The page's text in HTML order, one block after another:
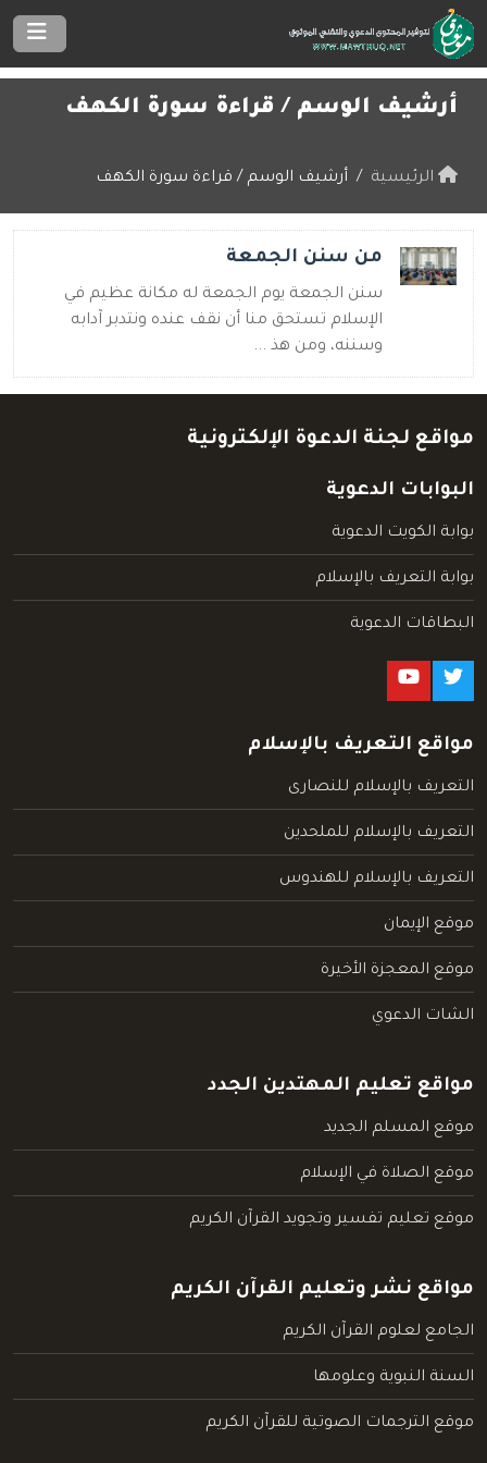
أرشيف الوسم / قراءة سورة الكهف
الرئيسية أرشيف الوسم / قراءة سورة الكهف
من سنن الجمعة
سنن الجمعة يوم الجمعة له مكانة عظيم في
الإسلام تستحق منا أن نقف عنده ونتدبر آدابه
وسننه، ومن هذ ...
مواقع لجنة الدعوة الإلكترونية
البوابات الدعوية
بوابة الكويت الدعوية
بوابة التعريف بالإسلام
البطاقات الدعوية
مواقع التعريف بالإسلام
التعريف بالإسلام للنصارى
التعريف بالإسلام للملحدين
التعريف بالإسلام للهندوس
موقع الإيمان
موقع المعجزة الأخيرة
الشات الدعوي
مواقع تعليم المهتدين الجدد
موقع المسلم الجديد
موقع الصلاة في الإسلام
موقع تعليم تفسير وتجويد القرآن الكريم
مواقع نشر وتعليم القرآن الكريم
الجامع لعلوم القرآن الكريم
السنة النبوية وعلومها
موقع الترجمات الصوتية للقرآن الكريم